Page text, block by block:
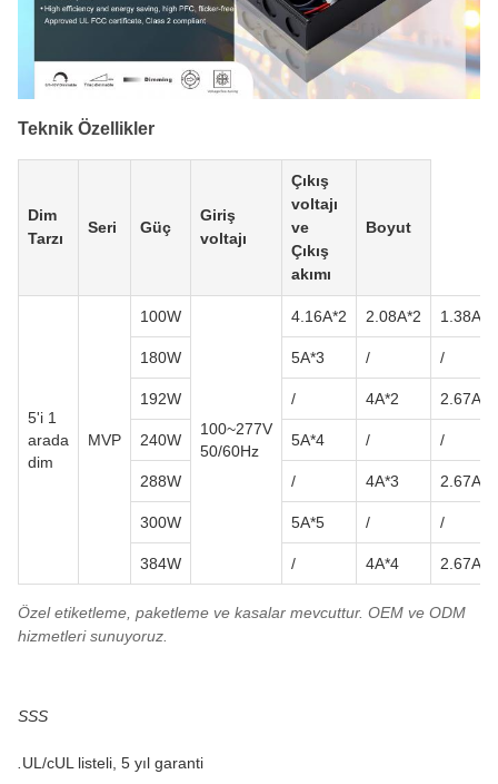
Teknik Özellikler
Dim
Tarzı
Seri Güç
Giriş
voltajı
Çıkış
voltajı
ve
Çıkış
akımı
Boyut
5'i 1
arada
dim
MVP
100W
100~277V
50/60Hz
4.16A*2 2.08A*2 1.38A*2
180W 5A*3 / /
192W / 4A*2 2.67A*2
240W 5A*4 / /
288W / 4A*3 2.67A*3
300W 5A*5 / /
384W / 4A*4 2.67A*4
Özel etiketleme, paketleme ve kasalar mevcuttur. OEM ve ODM
hizmetleri sunuyoruz.
SSS
.UL/cUL listeli, 5 yıl garanti